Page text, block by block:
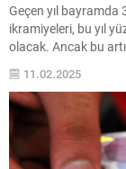
Geçen yıl
ikramiyeleri, bu yıl
olacak. Ancak bu
11.02.2025